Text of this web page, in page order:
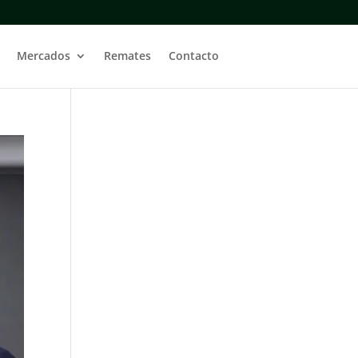
Mercados Remates Contacto